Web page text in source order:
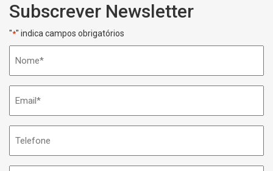
Subscrever Newsletter
"*" indica campos obrigatórios